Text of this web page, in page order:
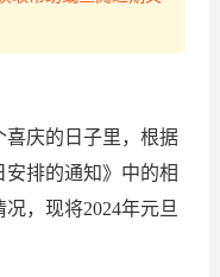
喜庆的日子里，根据
安排的通知》中的相
，现将2024年元旦